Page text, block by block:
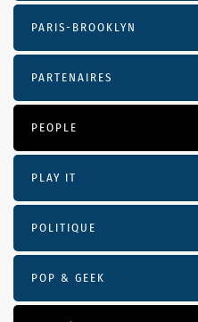
PARIS-BROOKLYN
PARTENAIRES
PEOPLE
PLAY IT
POLITIQUE
POP & GEEK